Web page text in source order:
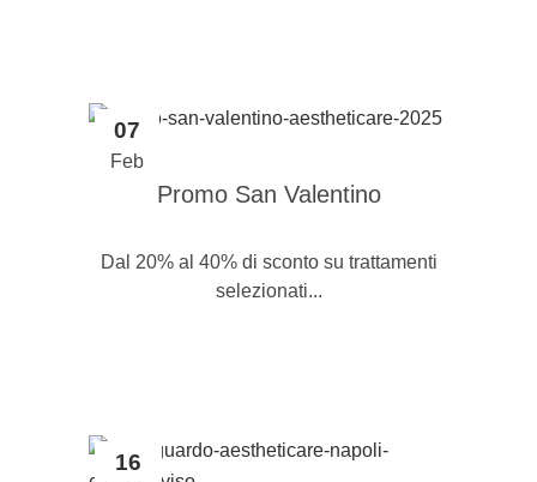
07
Feb
Promo San Valentino
Dal 20% al 40% di sconto su trattamenti
selezionati...
16